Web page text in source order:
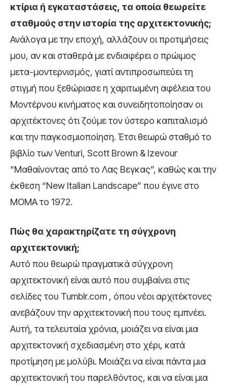
κτίρια ή εγκαταστάσεις, τα οποία θεωρείτε
σταθμούς στην ιστορία της αρχιτεκτονικής;
Ανάλογα με την εποχή, αλλάζουν οι προτιμήσεις
μου, αν και σταθερά με ενδιαφέρει ο πρώιμος
μετα-μοντερνισμός, γιατί αντιπροσωπεύει τη
στιγμή που ξεθώριασε η χαριτωμένη αφέλεια του
Μοντέρνου κινήματος και συνειδητοποίησαν οι
αρχιτέκτονες ότι ζούμε τον ύστερο καπιταλισμό
και την παγκοσμιοποίηση. Έτσι θεωρώ σταθμό το
βιβλίο των Venturi, Scott Brown & Izevour
“Μαθαίνοντας από το Λας Βεγκας”, καθώς και την
έκθεση “New Italian Landscape” που έγινε στο
ΜΟΜΑ το 1972.
Πώς θα χαρακτηρίζατε τη σύγχρονη
αρχιτεκτονική;
Αυτό που θεωρώ πραγματικά σύγχρονη
αρχιτεκτονική είναι αυτό που συμβαίνει στις
σελίδες του Tumblr.com , όπου νέοι αρχιτέκτονες
ανεβάζουν την αρχιτεκτονική που τους εμπνέει.
Αυτή, τα τελευταία χρόνια, μοιάζει να είναι μια
αρχιτεκτονική σχεδιασμένη στο χέρι, κατά
προτίμηση με μολύβι. Μοιάζει να είναι πάντα μια
αρχιτεκτονική του παρελθόντος, και να είναι μια